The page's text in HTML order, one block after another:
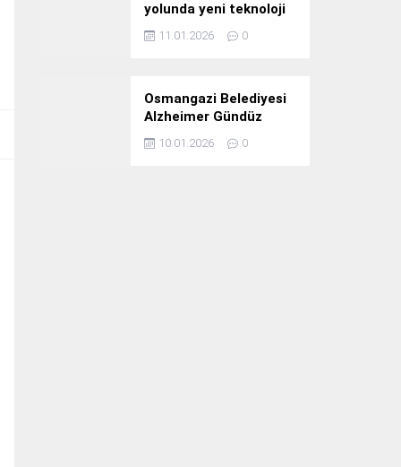
yolunda yeni teknoloji
yatırımı
11.01.2026 0
Osmangazi Belediyesi
Alzheimer Gündüz
Bakım Evi 3. Yılını
Kutladı
10.01.2026 0